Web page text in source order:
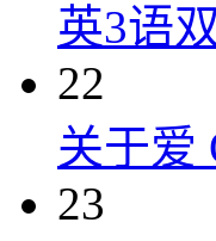
英3语
22
关于爱
23